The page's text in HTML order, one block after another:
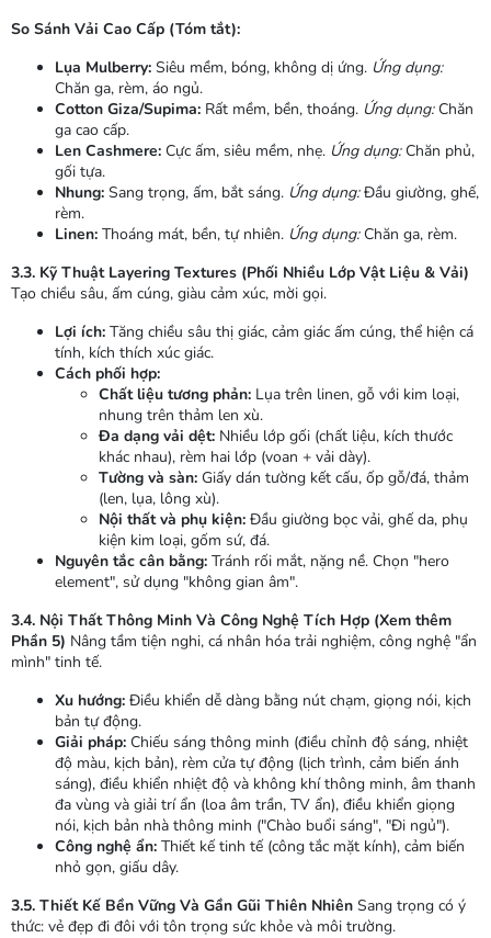
So Sánh Vải Cao Cấp (Tóm tắt):
Lụa Mulberry: Siêu mềm, bóng, không dị ứng. Ứng dụng:
Chăn ga, rèm, áo ngủ.
Cotton Giza/Supima: Rất mềm, bền, thoáng. Ứng dụng:Chăn
ga cao cấp.
Len Cashmere: Cực ấm, siêu mềm, nhẹ. Ứng dụng:Chăn phủ,
gối tựa.
Nhung: Sang trọng, ấm, bắt sáng. Ứng dụng:Đầu giường, ghế,
rèm.
Linen: Thoáng mát, bền, tự nhiên. Ứng dụng:Chăn ga, rèm.
3.3. Kỹ Thuật Layering Textures (Phối Nhiều Lớp Vật Liệu & Vải)
Tạo chiều sâu, ấm cúng, giàu cảm xúc, mời gọi.
Lợi ích: Tăng chiều sâu thị giác, cảm giác ấm cúng, thể hiện cá
tính, kích thích xúc giác.
Cách phối hợp:
Chất liệu tương phản: Lụa trên linen, gỗ với kim loại,
nhung trên thảm len xù.
Đa dạng vải dệt: Nhiều lớp gối (chất liệu, kích thước
khác nhau), rèm hai lớp (voan + vải dày).
Tường và sàn: Giấy dán tường kết cấu, ốp gỗ/đá, thảm
(len, lụa, lông xù).
Nội thất và phụ kiện: Đầu giường bọc vải, ghế da, phụ
kiện kim loại, gốm sứ, đá.
Nguyên tắc cân bằng: Tránh rối mắt, nặng nề. Chọn "hero
element", sử dụng "không gian âm".
3.4. Nội Thất Thông Minh Và Công Nghệ Tích Hợp (Xem thêm
Phần 5) Nâng tầm tiện nghi, cá nhân hóa trải nghiệm, công nghệ "ẩn
mình" tinh tế.
Xu hướng: Điều khiển dễ dàng bằng nút chạm, giọng nói, kịch
bản tự động.
Giải pháp: Chiếu sáng thông minh (điều chỉnh độ sáng, nhiệt
độ màu, kịch bản), rèm cửa tự động (lịch trình, cảm biến ánh
sáng), điều khiển nhiệt độ và không khí thông minh, âm thanh
đa vùng và giải trí ẩn (loa âm trần, TV ẩn), điều khiển giọng
nói, kịch bản nhà thông minh ("Chào buổi sáng", "Đi ngủ").
Công nghệ ẩn: Thiết kế tinh tế (công tắc mặt kính), cảm biến
nhỏ gọn, giấu dây.
3.5. Thiết Kế Bền Vững Và Gần Gũi Thiên Nhiên Sang trọng có ý
thức: vẻ đẹp đi đôi với tôn trọng sức khỏe và môi trường.